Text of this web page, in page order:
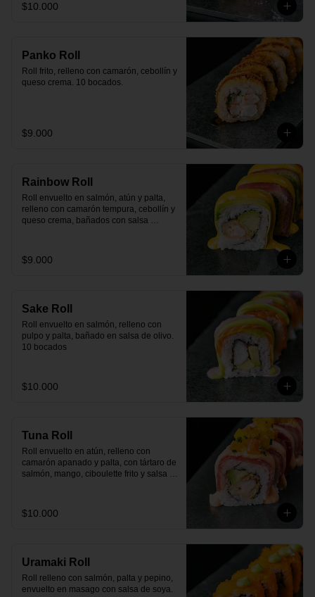
$10.000
Panko Roll
Roll frito, relleno con camarón, cebollín y
queso crema. 10 bocados.
$9.000
Rainbow Roll
Roll envuelto en salmón, atún y palta,
relleno con camarón tempura, cebollín y
queso crema, bañados con salsa
$9.000
Sake Roll
Roll envuelto en salmón, relleno con
pulpo y palta, bañado en salsa de olivo.
10 bocados
$10.000
Tuna Roll
Roll envuelto en atún, relleno con
camarón apanado y palta, con tártaro de
salmón, mango, ciboulette frito y salsa
$10.000
Uramaki Roll
Roll relleno con salmón, palta y pepino,
envuelto en masago con salsa de soya.